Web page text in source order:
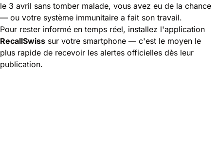
le 3 avril sans tomber malade, vous avez eu de la chance
— ou votre système immunitaire a fait son travail.
Pour rester informé en temps réel, installez l'application
RecallSwiss sur votre smartphone — c'est le moyen le
plus rapide de recevoir les alertes officielles dès leur
publication.